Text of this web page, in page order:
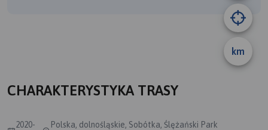
km
CHARAKTERYSTYKA TRASY
2020-
Polska, dolnośląskie, Sobótka, Ślężański Park